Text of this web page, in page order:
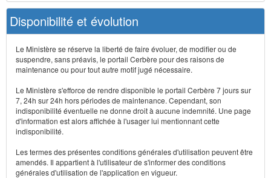
Disponibilité et évolution
Le Ministère se réserve la liberté de faire évoluer, de modifier ou de
suspendre, sans préavis, le portail Cerbère pour des raisons de
maintenance ou pour tout autre motif jugé nécessaire.
Le Ministère s'efforce de rendre disponible le portail Cerbère 7 jours sur
7, 24h sur 24h hors périodes de maintenance. Cependant, son
indisponibilité éventuelle ne donne droit à aucune indemnité. Une page
d'information est alors affichée à l'usager lui mentionnant cette
indisponibilité.
Les termes des présentes conditions générales d'utilisation peuvent être
amendés. Il appartient à l'utilisateur de s'informer des conditions
générales d'utilisation de l'application en vigueur.